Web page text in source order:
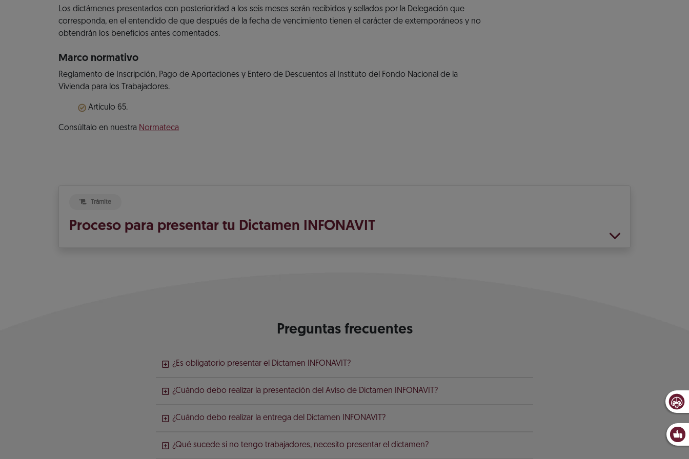
Los dictámenes presentados con posterioridad a los seis meses serán recibidos y sellados por la Delegación que
corresponda, en el entendido de que después de la fecha de vencimiento tienen el carácter de extemporáneos y no
obtendrán los beneficios antes comentados.
Marco normativo
Reglamento de Inscripción, Pago de Aportaciones y Entero de Descuentos al Instituto del Fondo Nacional de la
Vivienda para los Trabajadores.
Artículo 65.
Consúltalo en nuestra Normateca
Trámite
Proceso para presentar tu Dictamen INFONAVIT
Preguntas frecuentes
¿Es obligatorio presentar el Dictamen INFONAVIT?
¿Cuándo debo realizar la presentación del Aviso de Dictamen INFONAVIT?
¿Cuándo debo realizar la entrega del Dictamen INFONAVIT?
¿Qué sucede si no tengo trabajadores, necesito presentar el dictamen?